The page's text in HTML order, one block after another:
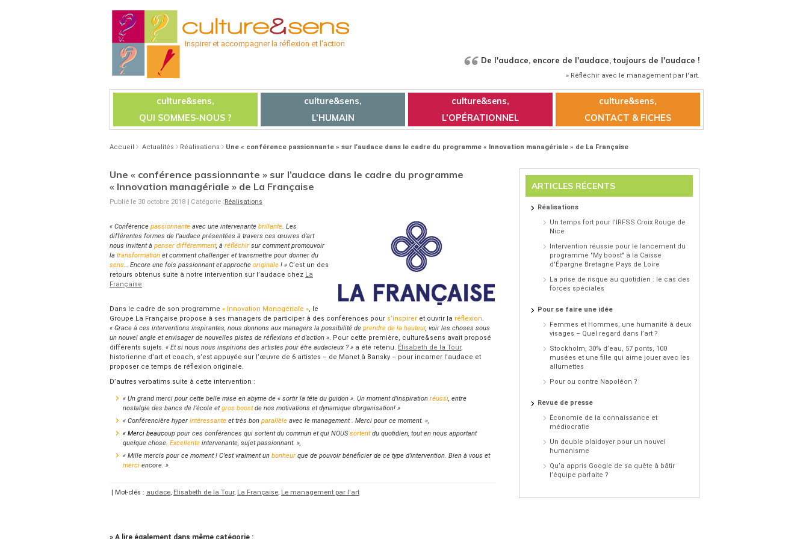
Inspirer et accompagner la réflexion et l'action
De l'audace, encore de l'audace, toujours de l'audace !
» Réfléchir avec le management par l'art.
culture&sens,
QUI SOMMES-NOUS ?
culture&sens,
L’HUMAIN
culture&sens,
L’OPÉRATIONNEL
culture&sens,
CONTACT & FICHES
Accueil Actualités Réalisations Une « conférence passionnante » sur l’audace dans le cadre du programme « Innovation managériale » de La Française
Une « conférence passionnante » sur l’audace dans le cadre du programme
« Innovation managériale » de La Française
Publié le 30 octobre 2018 | Catégorie :Réalisations
« Conférence passionnante avec une intervenante brillante. Les
différentes formes de l’audace présentées à travers ces œuvres d’art
nous invitent à penser différemment, à réfléchir sur comment promouvoir
la transformation et comment challenger et transmettre pour donner du
sens… Encore une fois passionnant et approche originale ! » C’est un des
retours obtenus suite à notre intervention sur l’audace chez La
Française.
Dans le cadre de son programme « Innovation Managériale », le
Groupe La Française propose à ses managers de participer à des conférences pour s’inspirer et ouvrir la réflexion.
« Grace à ces interventions inspirantes, nous donnons aux managers la possibilité de prendre de la hauteur, voir les choses sous
un nouvel angle et envisager de nouvelles pistes de réflexions et d’action ». Pour cette première, culture&sens avait proposé
différents sujets. « Et si nous nous inspirions des artistes pour être audacieux ? » a été retenu. Élisabeth de la Tour,
historienne d’art et coach, s’est appuyée sur l’œuvre de 6 artistes – de Manet à Bansky – pour incarner l’audace et
proposer ce temps de réflexion originale.
D’autres verbatims suite à cette intervention :
« Un grand merci pour cette belle mise en abyme de « sortir la tête du guidon ». Un moment d’inspiration réussi , entre
nostalgie des bancs de l’école etgros boostde nos motivations et dynamique d’organisation! »
« Conférencière hyper intéressante et très bon parallèle avec le management . Merci pour ce moment. »,
« Merci beaucoup pour ces conférences qui sortent du commun et qui NOUSsortentdu quotidien, tout en nous apportant
quelque chose. Excellente intervenante, sujet passionnant. »,
« Mille mercis pour ce moment ! C’est vraiment un bonheur que de pouvoir bénéficier de ce type d’intervention. Bien à vous et
merci encore. ».
| Mot-clés : audace, Elisabeth de la Tour, La Française, Le management par l'art
ARTICLES RÉCENTS
Réalisations
Un temps fort pour l'IRFSS Croix Rouge de
Nice
Intervention réussie pour le lancement du
programme "My boost" à la Caisse
d'Épargne Bretagne Pays de Loire
La prise de risque au quotidien : le cas des
forces spéciales
Pour se faire une idée
Femmes et Hommes, une humanité à deux
visages – Quel regard dans l’art ?
Stockholm, 30% d’eau, 57 ponts, 100
musées et une fille qui aime jouer avec les
allumettes
Pour ou contre Napoléon ?
Revue de presse
Économie de la connaissance et
médiocratie
Un double plaidoyer pour un nouvel
humanisme
Qu’a appris Google de sa quête à bâtir
l’équipe parfaite ?